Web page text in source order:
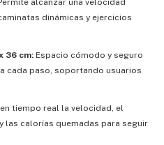
alcanzar una velocidad
dinámicas y ejercicios
36 cm: Espacio cómodo y seguro
cada paso, soportando usuarios
tiempo real la velocidad, el
las calorías quemadas para seguir